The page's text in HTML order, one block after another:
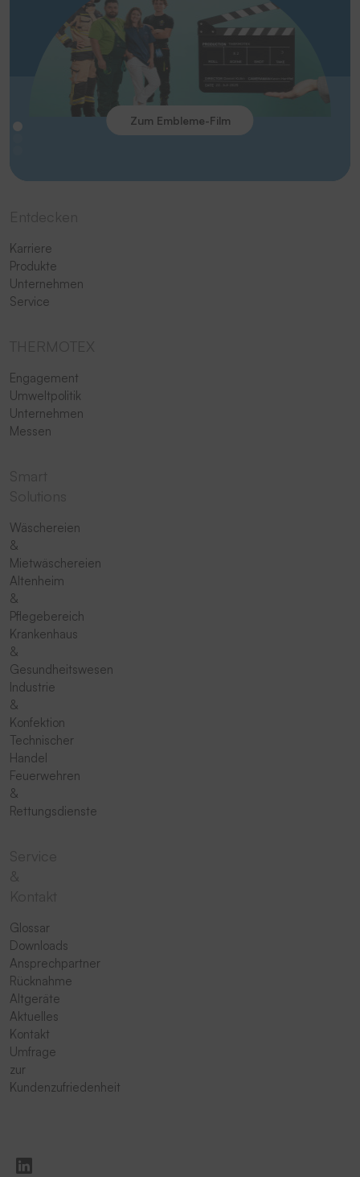
Zum Embleme-Film
Karriere
Produkte
Unternehmen
Service
Engagement
Umweltpolitik
Unternehmen
Messen
Wäschereien
&
Mietwäschereien
Altenheim
&
Pflegebereich
Krankenhaus
&
Gesundheitswesen
Industrie
&
Konfektion
Technischer
Handel
Feuerwehren
&
Rettungsdienste
Glossar
Downloads
Ansprechpartner
Rücknahme
Altgeräte
Aktuelles
Kontakt
Umfrage
zur
Kundenzufriedenheit